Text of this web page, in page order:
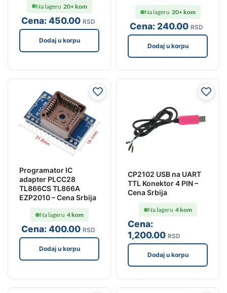
Cena:450.00 RSD
Na lageru 20+ kom
Dodaj u korpu
Cena: 240.00 RSD
Na lageru 20+ kom
Dodaj u korpu
Programator IC
adapter PLCC28
TL866CS TL866A
EZP2010 – Cena Srbija
Cena:400.00 RSD
Na lageru 4 kom
Dodaj u korpu
CP2102 USB na UART
TTL Konektor 4 PIN –
Cena Srbija
Cena:
1,200.00 RSD
Na lageru 4 kom
Dodaj u korpu